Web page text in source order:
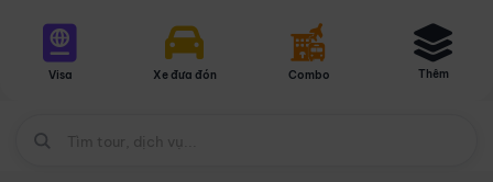
Visa Xe đưa đón Combo Thêm